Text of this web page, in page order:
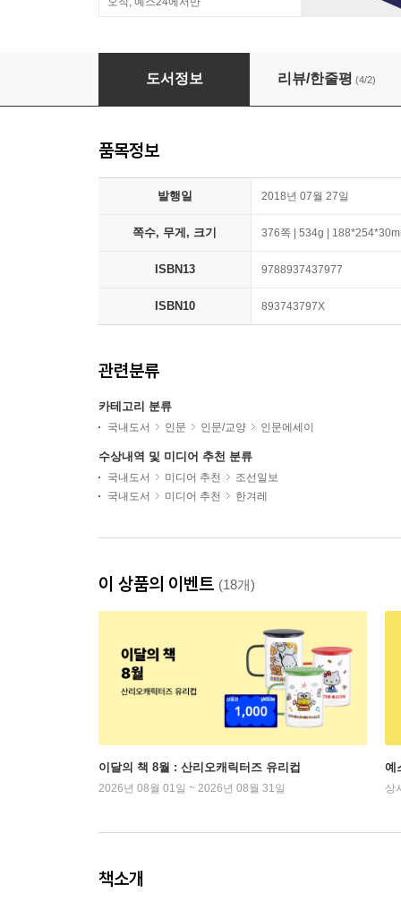
위대한 식재료
도서정보 리뷰/한줄평 (4/2)
품목정보
발행일 2018년 07월 27일
쪽수, 무게, 크기 376쪽 | 534g |
ISBN13 9788937437977
ISBN10 893743797X
관련분류
카테고리 분류
국내도서 인문 인문/교양 인문에세이
수상내역 및 미디어 추천 분류
국내도서 미디어 추천
조선일보
국내도서
미디어 추천 한겨레
이 상품의 이벤트 (18개)
이달의 책 8월 : 산리오캐릭터즈 유리컵
2026년 08월 01일 ~ 2026년 08월 31일
예
상
책소개